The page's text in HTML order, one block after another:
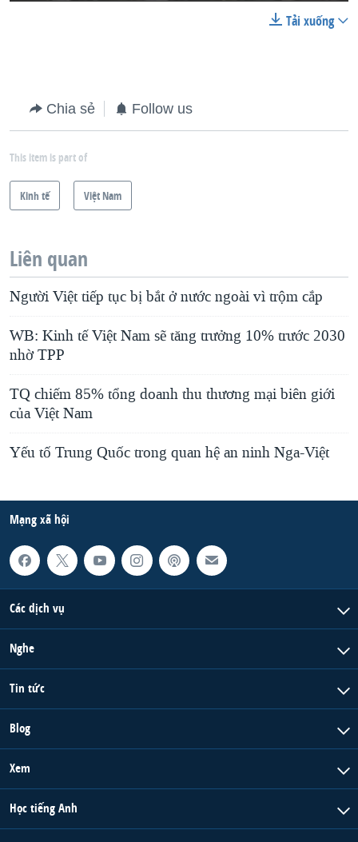
Tải xuống
Chia sẻ Follow us
This item is part of
Kinh tế Việt Nam
Liên quan
Người Việt tiếp tục bị bắt ở nước ngoài vì trộm cắp
WB: Kinh tế Việt Nam sẽ tăng trưởng 10% trước 2030
nhờ TPP
TQ chiếm 85% tổng doanh thu thương mại biên giới
của Việt Nam
Yếu tố Trung Quốc trong quan hệ an ninh Nga-Việt
Mạng xã hội
Các dịch vụ
Nghe
Tin tức
Blog
Xem
Học tiếng Anh